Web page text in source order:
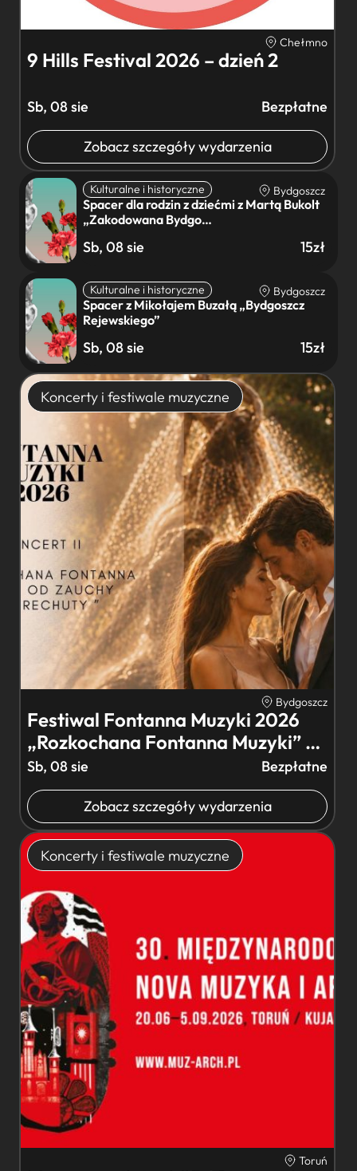
Chełmno
9 Hills Festival 2026 – dzień 2
Sb, 08 sie Bezpłatne
Zobacz szczegóły wydarzenia
Kulturalne i historyczne Bydgoszcz
Spacer dla rodzin z dziećmi z Martą Bukolt
„Zakodowana Bydgo…
Sb, 08 sie 15zł
Kulturalne i historyczne Bydgoszcz
Spacer z Mikołajem Buzałą „Bydgoszcz
Rejewskiego”
Sb, 08 sie 15zł
Koncerty i festiwale muzyczne
Bydgoszcz
Festiwal Fontanna Muzyki 2026
„Rozkochana Fontanna Muzyki” –
…
Sb, 08 sie Bezpłatne
Zobacz szczegóły wydarzenia
Koncerty i festiwale muzyczne
Toruń